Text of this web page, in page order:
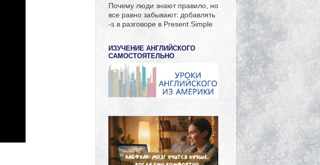
Почему люди знают правило, но
все равно забывают: добавлять
-s в разговоре в Present Simple
ИЗУЧЕНИЕ АНГЛИЙСКОГО
САМОСТОЯТЕЛЬНО